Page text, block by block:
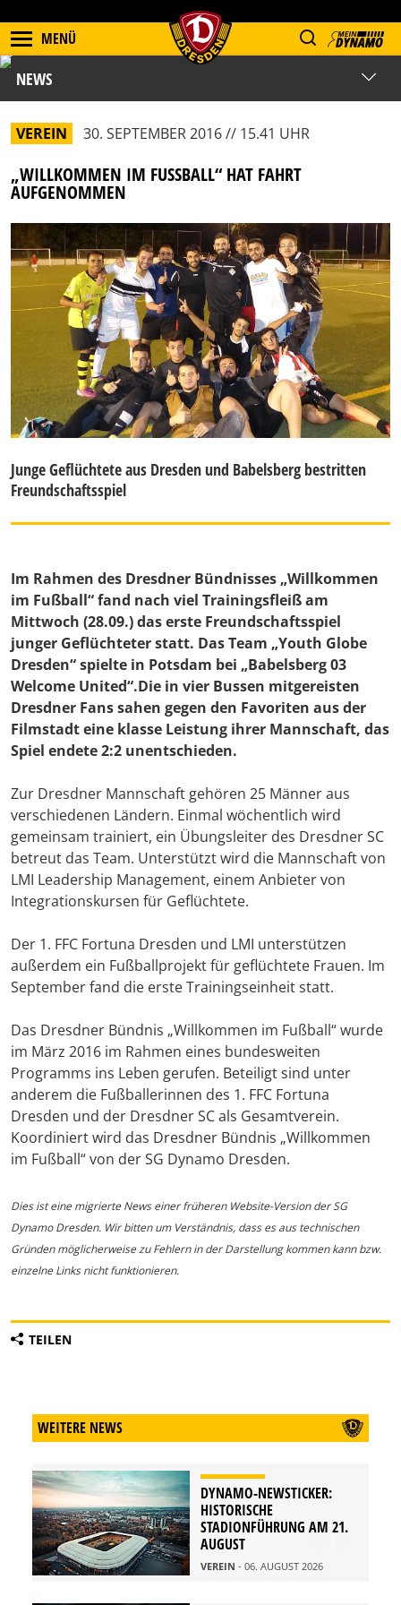
MENÜ
NEWS
VEREIN 30. SEPTEMBER 2016 // 15.41 UHR
„WILLKOMMEN IM FUSSBALL“ HAT FAHRT A
UFGENOMMEN
Junge Geflüchtete aus Dresden und Babelsberg bestritten
Freundschaftsspiel
Im Rahmen des Dresdner Bündnisses „Willkommen
im Fußball“ fand nach viel Trainingsfleiß am
Mittwoch (28.09.) das erste Freundschaftsspiel
junger Geflüchteter statt. Das Team „Youth Globe
Dresden“ spielte in Potsdam bei „Babelsberg 03
Welcome United“.Die in vier Bussen mitgereisten
Dresdner Fans sahen gegen den Favoriten aus der
Filmstadt eine klasse Leistung ihrer Mannschaft, das
Spiel endete 2:2 unentschieden.
Zur Dresdner Mannschaft gehören 25 Männer aus
verschiedenen Ländern. Einmal wöchentlich wird
gemeinsam trainiert, ein Übungsleiter des Dresdner SC
betreut das Team. Unterstützt wird die Mannschaft von
LMI Leadership Management, einem Anbieter von
Integrationskursen für Geflüchtete.
Der 1. FFC Fortuna Dresden und LMI unterstützen
außerdem ein Fußballprojekt für geflüchtete Frauen. Im
September fand die erste Trainingseinheit statt.
Das Dresdner Bündnis „Willkommen im Fußball“ wurde
im März 2016 im Rahmen eines bundesweiten
Programms ins Leben gerufen. Beteiligt sind unter
anderem die Fußballerinnen des 1. FFC Fortuna
Dresden und der Dresdner SC als Gesamtverein.
Koordiniert wird das Dresdner Bündnis „Willkommen
im Fußball“ von der SG Dynamo Dresden.
Dies ist eine migrierte News einer früheren Website-Version der SG
Dynamo Dresden. Wir bitten um Verständnis, dass es aus technischen
Gründen möglicherweise zu Fehlern in der Darstellung kommen kann bzw.
einzelne Links nicht funktionieren.
TEILEN
WEITERE NEWS
DYNAMO-NEWSTICKER:
HISTORISCHE
STADIONFÜHRUNG AM 21.
AUGUST
VEREIN - 06. AUGUST 2026